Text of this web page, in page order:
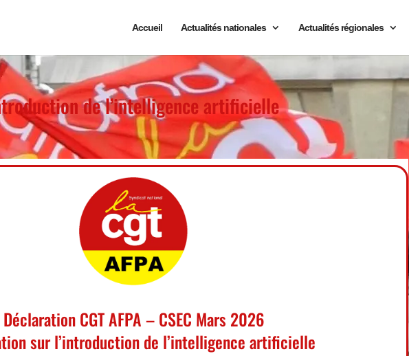
Accueil Actualités nationales Actualités régionales
de l’intelligence artificielle
Déclaration CGT AFPA – CSEC Mars 2026
sur l’introduction de l’intelligence artificielle